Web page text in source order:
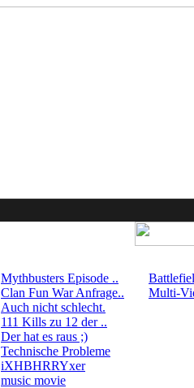
Mythbusters Episode ..
Clan Fun War Anfrage..
Auch nicht schlecht.
111 Kills zu 12 der ..
Der hat es raus ;)
Technische Probleme
iXHBHRRYxer
music movie
Multi-